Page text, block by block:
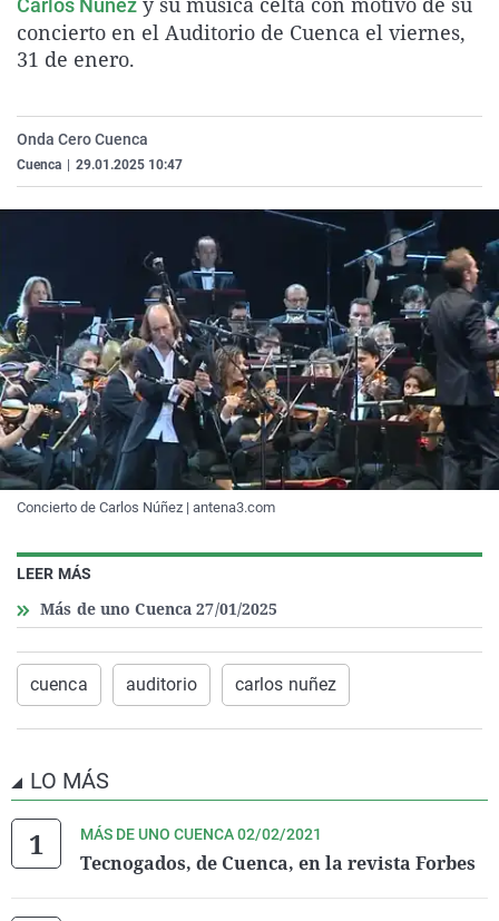
La rosa de los vientos
Caso
Extremadura
Virales
Carlos Núñez
concierto en el Auditorio de Cuenca el viernes,
31 de enero.
Onda Cero Cuenca
Cuenca 29.01.2025 10:47
Concierto de Carlos Núñez | antena3.com
LEER MÁS
Más de uno Cuenca 27/01/2025
cuenca auditorio carlos nuñez
LO MÁS
MÁS DE UNO CUENCA 02/02/2021
Tecnogados, de Cuenca, en la revista Forbes